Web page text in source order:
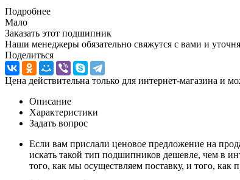
Подробнее
Мало
Заказать этот подшипник
Наши менеджеры обязательно свяжутся с вами и
Поделиться
Цена действительна только для интернет-магазина и
Описание
Характеристики
Задать вопрос
Если вам прислали ценовое предложение на
искать такой тип подшипников дешевле, чем в
того, как мы осуществляем поставку, и того,